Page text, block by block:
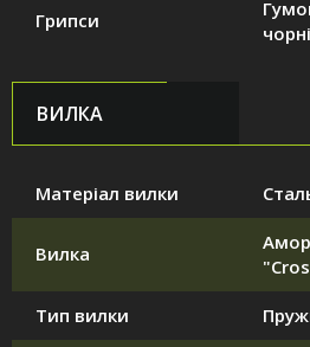
Грипси
чорні
ВИЛКА
Матеріал вилки
Вилка
Тип вилки